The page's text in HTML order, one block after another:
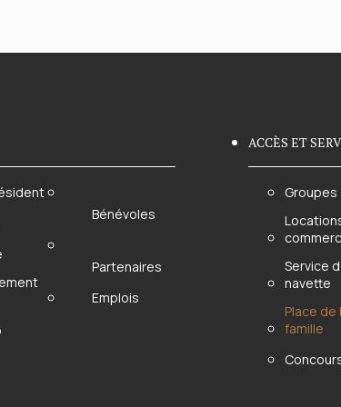
Bénévoles
Partenaires
Emplois
ACCÈS ET
Groupes
Service
navette
Place de
famille